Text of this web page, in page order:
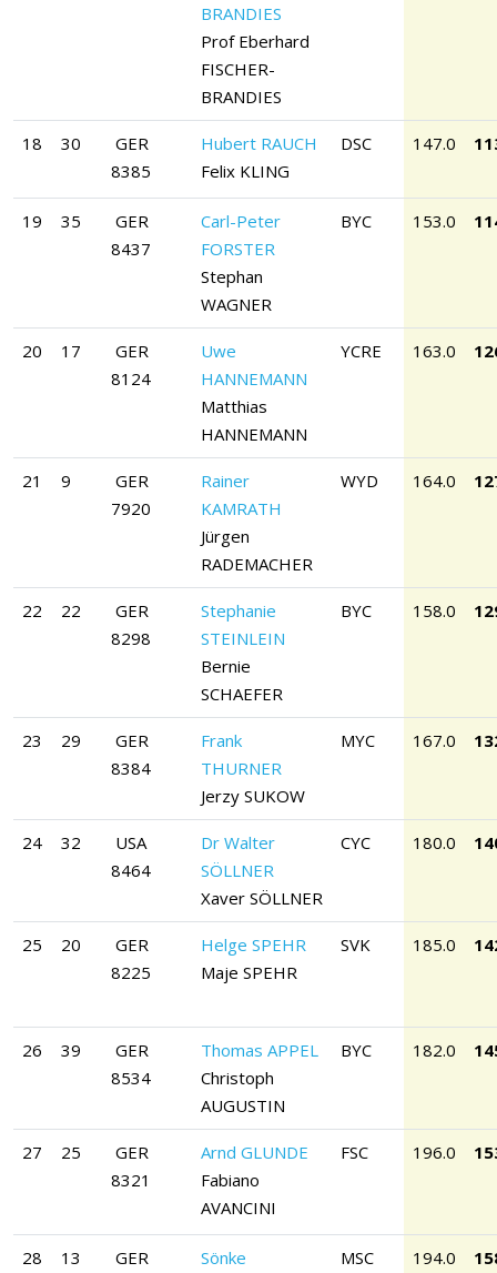
BRANDIES
Prof Eberhard
FISCHER-
BRANDIES
18 30
GER
8385
Hubert RAUCH
Felix KLING
DSC 147.0
19 35
GER
8437
Carl-Peter
FORSTER
Stephan
WAGNER
BYC 153.0
20 17
GER
8124
Uwe
HANNEMANN
Matthias
HANNEMANN
YCRE 163.0
21 9
GER
7920
Rainer
KAMRATH
Jürgen
RADEMACHER
WYD 164.0
22 22
GER
8298
Stephanie
STEINLEIN
Bernie
SCHAEFER
BYC 158.0
23 29
GER
8384
Frank
THURNER
Jerzy SUKOW
MYC 167.0
24 32
USA
8464
Dr Walter
SÖLLNER
Xaver SÖLLNER
CYC 180.0
25 20
GER
8225
Helge SPEHR
Maje SPEHR
SVK 185.0
26 39
GER
8534
Thomas APPEL
Christoph
AUGUSTIN
BYC 182.0
27 25
GER
8321
Arnd GLUNDE
Fabiano
AVANCINI
FSC 196.0
28 13
GER
Sönke
MSC 194.0